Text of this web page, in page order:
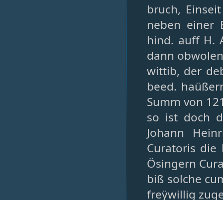
bruch,
neben einer
hind. auff H.
dann
wittib, der
beed.
Summ von
so ist doch
Johann
Curatoris die
Ösingern
biß solche
freÿwillig